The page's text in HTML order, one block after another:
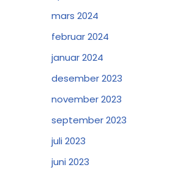
mars 2024
februar 2024
januar 2024
desember 2023
november 2023
september 2023
juli 2023
juni 2023